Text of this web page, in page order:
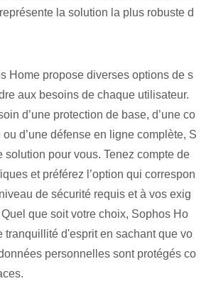
la solution la plus robuste d
Home propose diverses options de s
aux besoins de chaque utilisateur.
d’une protection de base, d’une co
d’une défense en ligne complète, S
solution pour vous. Tenez compte de
et préférez l’option qui correspon
de sécurité requis et à vos exig
que soit votre choix, Sophos Ho
tranquillité d'esprit en sachant que vo
personnelles sont protégés co